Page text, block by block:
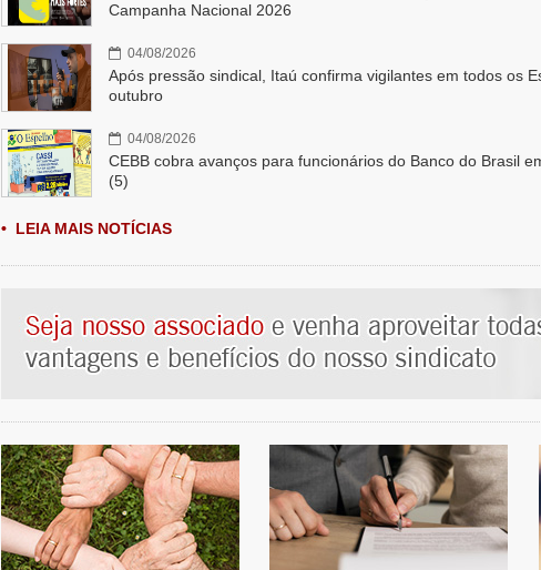
Campanha Nacional 2026
04/08/2026
Após pressão sindical, Itaú confirma vigilantes em todos os
outubro
04/08/2026
CEBB cobra avanços para funcionários do Banco do Brasil
(5)
• LEIA MAIS NOTÍCIAS